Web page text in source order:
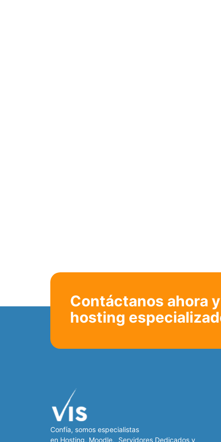
Contáctanos ahora
hosting
Confía, somos especialistas
en Hosting, Moodle, Servidores Dedicados y